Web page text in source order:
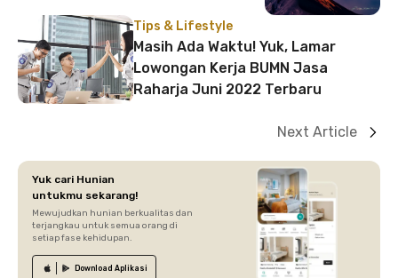
Tips & Lifestyle
Masih Ada Waktu! Yuk, Lamar
Lowongan Kerja BUMN Jasa
Raharja Juni 2022 Terbaru
Next Article
Yuk cari Hunian
untukmu sekarang!
Mewujudkan hunian berkualitas dan
terjangkau untuk semua orang di
setiap fase kehidupan.
Download Aplikasi